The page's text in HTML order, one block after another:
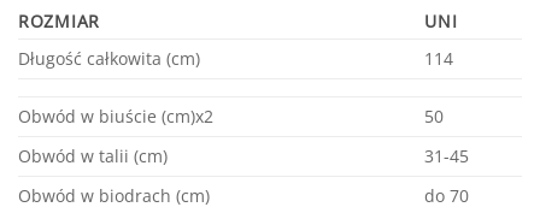
ROZMIAR
UNI
Długość całkowita (cm)
114
Obwód w biuście (cm)x2
50
Obwód w talii (cm)
31-45
Obwód w biodrach (cm)
do 70